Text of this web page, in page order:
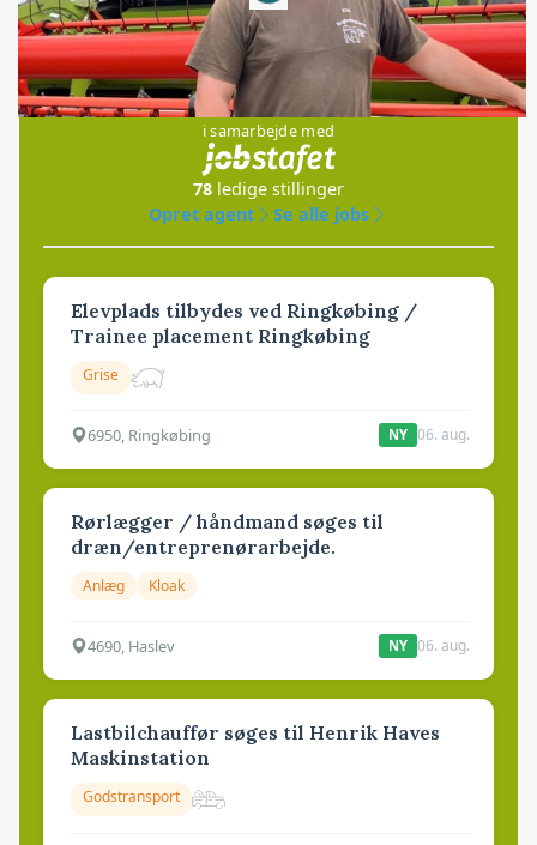
Jobs
i samarbejde med
78 ledige stillinger
Opret agent
Se alle jobs
Elevplads tilbydes ved Ringkøbing /
Trainee placement Ringkøbing
Grise
6950, Ringkøbing NY 06. aug.
Rørlægger / håndmand søges til
dræn/entreprenørarbejde.
Anlæg Kloak
4690, Haslev NY 06. aug.
Lastbilchauffør søges til Henrik Haves
Maskinstation
Godstransport